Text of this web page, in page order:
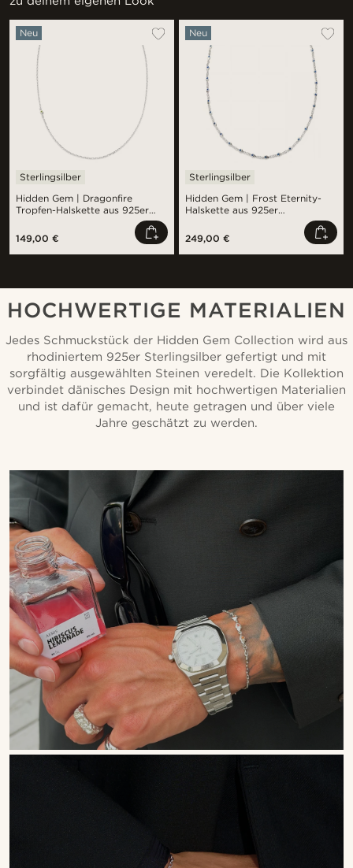
Hidden Gem | Dragonfire
Tropfen-Halskette aus 925er
Neu
Sterlingsilber
149,00 €
Hidden Gem | Frost Eternity-
Halskette aus 925er
Neu
Sterlingsilber
249,00 €
HOCHWERTIGE MATERIALIEN
Jedes Schmuckstück der Hidden Gem Collection wird aus
rhodiniertem 925er Sterlingsilber gefertigt und mit
sorgfältig ausgewählten Steinen veredelt. Die Kollektion
verbindet dänisches Design mit hochwertigen Materialien
und ist dafür gemacht, heute getragen und über viele
Jahre geschätzt zu werden.